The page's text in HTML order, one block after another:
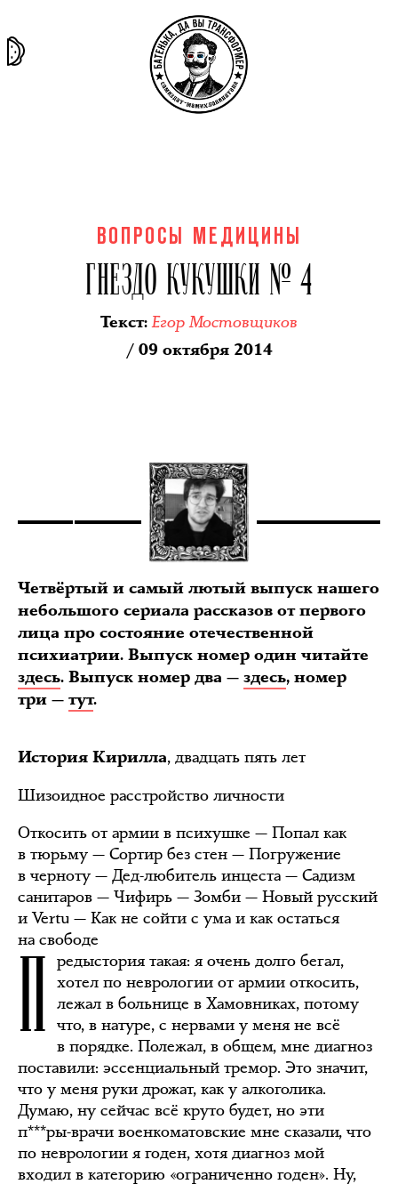
ВОПРОСЫ МЕДИЦИНЫ
ГНЕЗДО КУКУШКИ № 4
Текст:Егор Мостовщиков
/ 09 октября 2014
Четвёртый и самый лютый выпуск нашего
небольшого сериала рассказов от первого
лица про состояние отечественной
психиатрии. Выпуск номер один читайте
здесь. Выпуск номер два — здесь, номер
три — тут.
История Кирилла, двадцать пять лет
Шизоидное расстройство личности
Откосить от армии в психушке — Попал как
в тюрьму — Сортир без стен — Погружение
в черноту — Дед-любитель инцеста — Садизм
санитаров — Чифирь — Зомби — Новый русский
и Vertu — Как не сойти с ума и как остаться
на свободе
П редыстория такая: я очень долго бегал,
хотел по неврологии от армии откосить,
лежал в больнице в Хамовниках, потому
что, в натуре, с нервами у меня не всё
в порядке. Полежал, в общем, мне диагноз
поставили: эссенциальный тремор. Это значит,
что у меня руки дрожат, как у алкоголика.
Думаю, ну сейчас всё круто будет, но эти
п***ры-врачи военкоматовские мне сказали, что
по неврологии я годен, хотя диагноз мой
входил в категорию «ограниченно годен». Ну,